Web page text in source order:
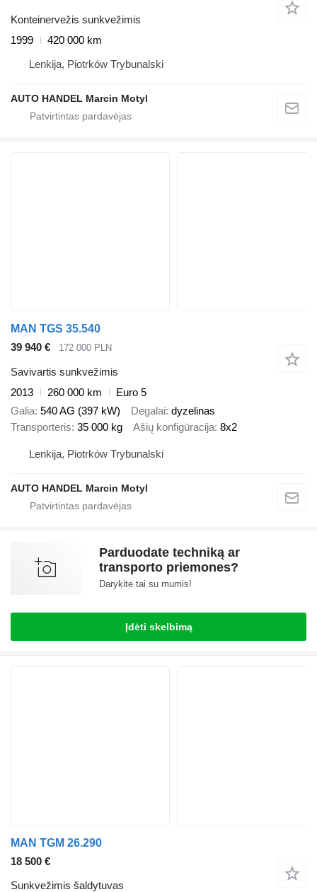
Konteinervežis sunkvežimis
1999
420 000 km
Lenkija, Piotrków Trybunalski
AUTO HANDEL Marcin Motyl
MAN TGS 35.540
39 940 €
172 000 PLN
Savivartis sunkvežimis
2013
260 000 km
Euro 5
Galia 540 AG (397 kW) Degalai dyzelinas
Transporteris 35 000 kg Ašių konfigūracija 8x2
Lenkija, Piotrków Trybunalski
AUTO HANDEL Marcin Motyl
Parduodate techniką ar
transporto priemones?
Darykite tai su mumis!
Įdėti skelbimą
MAN TGM 26.290
18 500 €
Sunkvežimis šaldytuvas